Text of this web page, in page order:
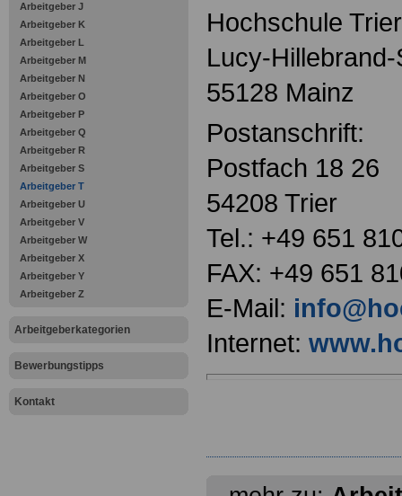
Arbeitgeber J
Arbeitgeber K
Arbeitgeber L
Arbeitgeber M
Arbeitgeber N
Arbeitgeber O
Arbeitgeber P
Arbeitgeber Q
Arbeitgeber R
Arbeitgeber S
Arbeitgeber T
Arbeitgeber U
Arbeitgeber V
Arbeitgeber W
Arbeitgeber X
Arbeitgeber Y
Arbeitgeber Z
Arbeitgeberkategorien
Bewerbungstipps
Kontakt
Hochschule Trier
Lucy-
55128 Mainz
Postanschrift:
Postfach 18 26
54208 Trier
Tel.: +49 651
FAX: +49 651
E-Mail:
Internet: